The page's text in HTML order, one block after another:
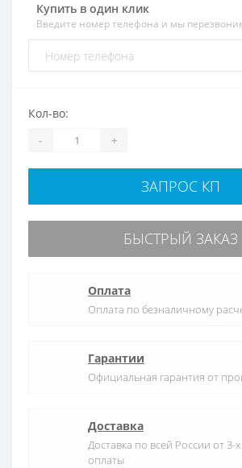
Купить в один клик
Введите номер телефона и мы
Кол-во:
- +
ЗАПРОС КП
БЫСТРЫЙ ЗАКАЗ
Оплата
Оплата по безналичному
Гарантии
Официальная гарантия от
Доставка
Доставка по всей России от 3-
оплаты